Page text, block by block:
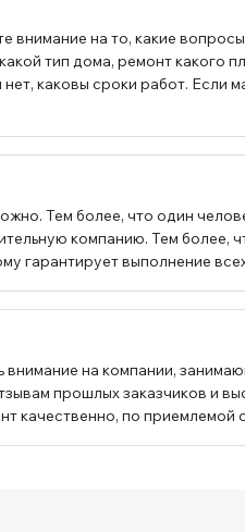
внимание на то, какие
тип дома, ремонт какого
каковы сроки работ. Если
Тем более, что один
компанию. Тем более,
гарантирует выполнение
внимание на компании,
прошлых заказчиков и
качественно, по приемлемой